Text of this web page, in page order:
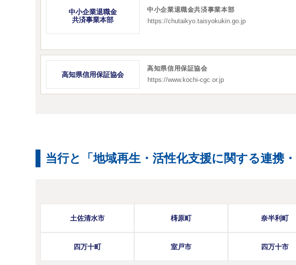
中小企業退職金
共済事業本部
中小企業退職金共済事業本部
https://chutaikyo.taisyokukin.go.jp
高知県信用保証協会
高知県信用保証協会
https://www.kochi-cgc.or.jp
当行と「地域再生・活性化支援に関する連携
土佐清水市 梼原町 奈半利町
四万十町 室戸市 四万十市